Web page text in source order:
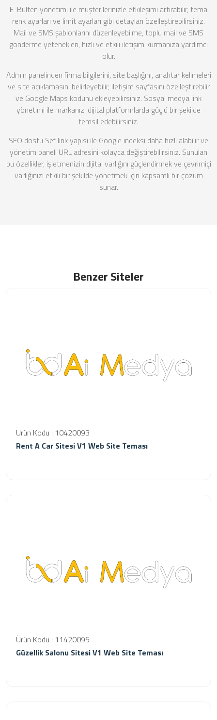
E-Bülten yönetimi ile müşterilerinizle etkileşimi artırabilir, tema
renk ayarları ve limit ayarları gibi detayları özelleştirebilirsiniz.
Mail ve SMS şablonlarını düzenleyebilme, toplu mail ve SMS
gönderme yetenekleri, hızlı ve etkili iletişim kurmanıza yardımcı
olur.
Admin panelinden firma bilgilerini, site başlığını, anahtar kelimeleri
ve site açıklamasını belirleyebilir, iletişim sayfasını özelleştirebilir
ve Google Maps kodunu ekleyebilirsiniz. Sosyal medya link
yönetimi ile markanızı dijital platformlarda güçlü bir şekilde
temsil edebilirsiniz.
SEO dostu Sef link yapısı ile Google indeksi daha hızlı alabilir ve
yönetim paneli URL adresini kolayca değiştirebilirsiniz. Sunulan
bu özellikler, işletmenizin dijital varlığını güçlendirmek ve çevrimiçi
varlığınızı etkili bir şekilde yönetmek için kapsamlı bir çözüm
sunar.
Benzer Siteler
Ürün Kodu : 10420093
Rent A Car Sitesi V1 Web Site Teması
Ürün Kodu : 11420095
Güzellik Salonu Sitesi V1 Web Site Teması